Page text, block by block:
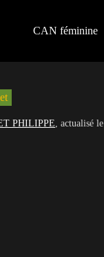
CAN féminine
PHILIPPE, actualisé le